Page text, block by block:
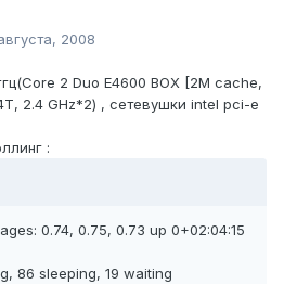
2008
2 Duo E4600 BOX [2M cache,
2.4 GHz*2) , сетевушки intel pci-e
:
0.74, 0.75, 0.73 up 0+02:04:15
86 sleeping, 19 waiting